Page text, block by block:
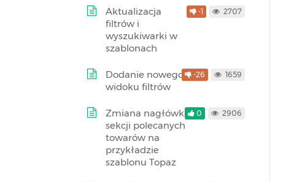
Aktualizacja
filtrów i
wyszukiwarki w
szablonach
-1 2707
Dodanie nowego
widoku filtrów
-26 1659
Zmiana nagłówka
sekcji polecanych
towarów na
przykładzie
szablonu Topaz
0 2906